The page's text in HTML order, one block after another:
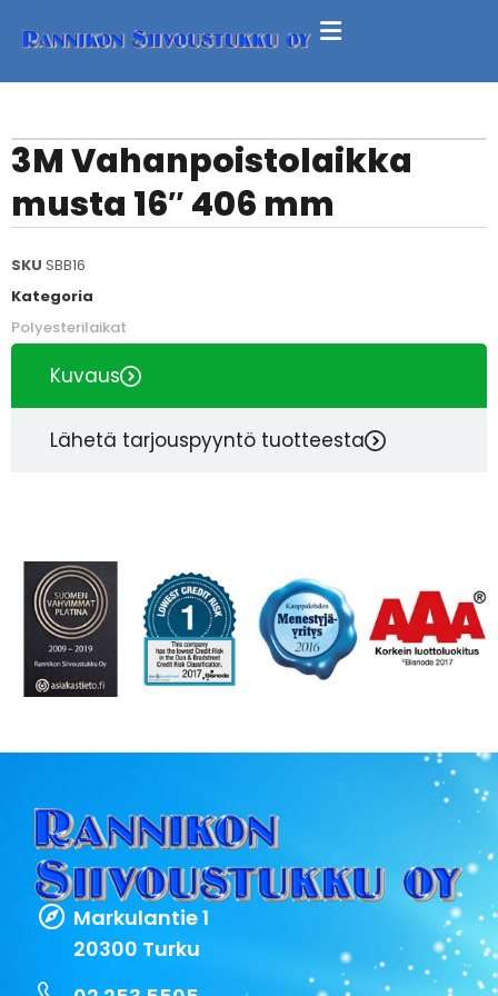
3M Vahanpoistolaikka
musta 16″ 406 mm
SKU SBB16
Kategoria
Polyesterilaikat
Kuvaus
Lähetä tarjouspyyntö tuotteesta
Markulantie 1
20300 Turku